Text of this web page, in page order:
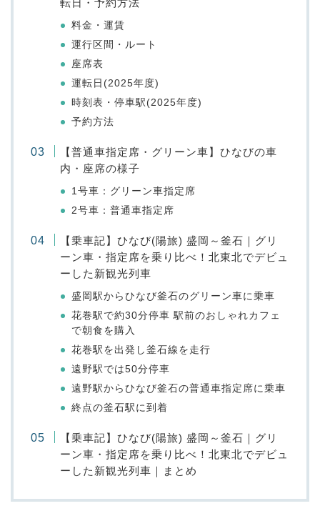
転日・予約方法
料金・運賃
運行区間・ルート
座席表
運転日(2025年度)
時刻表・停車駅(2025年度)
予約方法
【普通車指定席・グリーン車】ひなびの車
内・座席の様子
1号車：グリーン車指定席
2号車：普通車指定席
【乗車記】ひなび(陽旅) 盛岡～釜石｜グリ
ーン車・指定席を乗り比べ！北東北でデビュ
ーした新観光列車
盛岡駅からひなび釜石のグリーン車に乗車
花巻駅で約30分停車 駅前のおしゃれカフェ
で朝食を購入
花巻駅を出発し釜石線を走行
遠野駅では50分停車
遠野駅からひなび釜石の普通車指定席に乗車
終点の釜石駅に到着
【乗車記】ひなび(陽旅) 盛岡～釜石｜グリ
ーン車・指定席を乗り比べ！北東北でデビュ
ーした新観光列車｜まとめ